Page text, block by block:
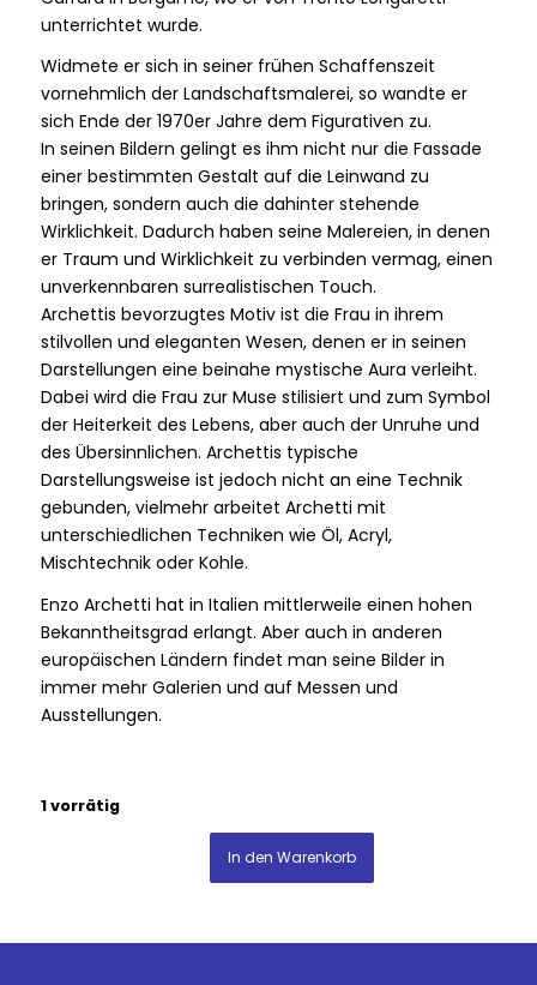
unterrichtet wurde.
Widmete er sich in seiner frühen Schaffenszeit
vornehmlich der Landschaftsmalerei, so wandte er
sich Ende der 1970er Jahre dem Figurativen zu.
In seinen Bildern gelingt es ihm nicht nur die Fassade
einer bestimmten Gestalt auf die Leinwand zu
bringen, sondern auch die dahinter stehende
Wirklichkeit. Dadurch haben seine Malereien, in denen
er Traum und Wirklichkeit zu verbinden vermag, einen
unverkennbaren surrealistischen Touch.
Archettis bevorzugtes Motiv ist die Frau in ihrem
stilvollen und eleganten Wesen, denen er in seinen
Darstellungen eine beinahe mystische Aura verleiht.
Dabei wird die Frau zur Muse stilisiert und zum Symbol
der Heiterkeit des Lebens, aber auch der Unruhe und
des Übersinnlichen. Archettis typische
Darstellungsweise ist jedoch nicht an eine Technik
gebunden, vielmehr arbeitet Archetti mit
unterschiedlichen Techniken wie Öl, Acryl,
Mischtechnik oder Kohle.
Enzo Archetti hat in Italien mittlerweile einen hohen
Bekanntheitsgrad erlangt. Aber auch in anderen
europäischen Ländern findet man seine Bilder in
immer mehr Galerien und auf Messen und
Ausstellungen.
1 vorrätig
In den Warenkorb